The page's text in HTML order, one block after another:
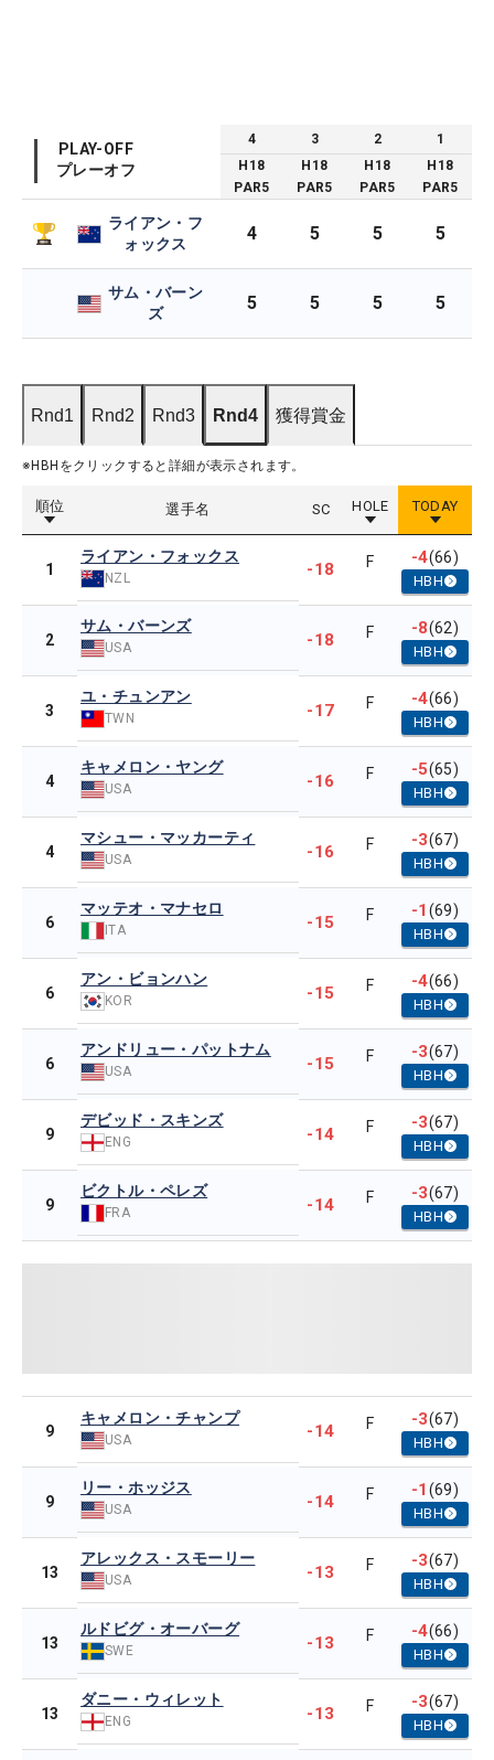
PLAY-OFF
プレーオフ
4 3 2
1
H 18 H 18 H 18 H 18
PAR5 PAR5 PAR5 PAR5
ライアン・フ
ォックス
4 5 5 5
サム・バーン
ズ
5 5 5 5
Rnd1 Rnd2 Rnd3 Rnd4 獲得賞金
※HBHをクリックすると詳細が表示されます。
順位 選手名 SC HOLE TODAY
1
ライアン・フォックス
NZL -18 F -4(66)
HBH
2
サム・バーンズ
USA -18 F -8(62)
HBH
3
ユ・チュンアン
TWN -17 F -4(66)
HBH
4
キャメロン・ヤング
USA -16 F -5(65)
HBH
4
マシュー・マッカーティ
USA -16 F -3(67)
HBH
6
マッテオ・マナセロ
ITA -15 F -1(69)
HBH
6
アン・ビョンハン
KOR -15 F -4(66)
HBH
6
アンドリュー・パットナム
USA -15 F -3(67)
HBH
9
デビッド・スキンズ
ENG -14 F -3(67)
HBH
9
ビクトル・ペレズ
FRA -14 F -3(67)
HBH
9
キャメロン・チャンプ
USA -14 F -3(67)
HBH
9
リー・ホッジス
USA -14 F -1(69)
HBH
13
アレックス・スモーリー
USA -13 F -3(67)
HBH
13
ルドビグ・オーバーグ
SWE -13 F -4(66)
HBH
13
ダニー・ウィレット
ENG -13 F -3(67)
HBH